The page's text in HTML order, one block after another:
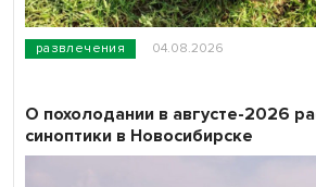
развлечения 04.08.2026
О похолодании в августе-2026
синоптики в Новосибирске